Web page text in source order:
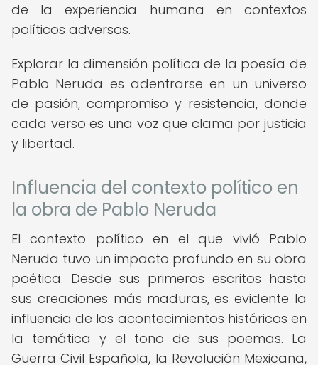
de la experiencia humana en contextos
políticos adversos.
Explorar la dimensión política de la poesía de
Pablo Neruda es adentrarse en un universo
de pasión, compromiso y resistencia, donde
cada verso es una voz que clama por justicia
y libertad.
Influencia del contexto político en
la obra de Pablo Neruda
El contexto político en el que vivió Pablo
Neruda tuvo un impacto profundo en su obra
poética. Desde sus primeros escritos hasta
sus creaciones más maduras, es evidente la
influencia de los acontecimientos históricos en
la temática y el tono de sus poemas. La
Guerra Civil Española, la Revolución Mexicana,